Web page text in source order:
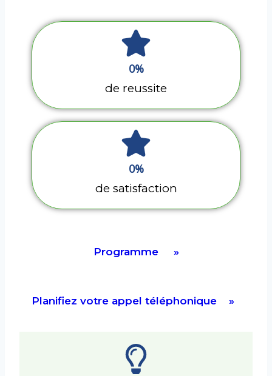
de reussite
0%
de satisfaction
0%
Programme »
Planifiez votre appel téléphonique »